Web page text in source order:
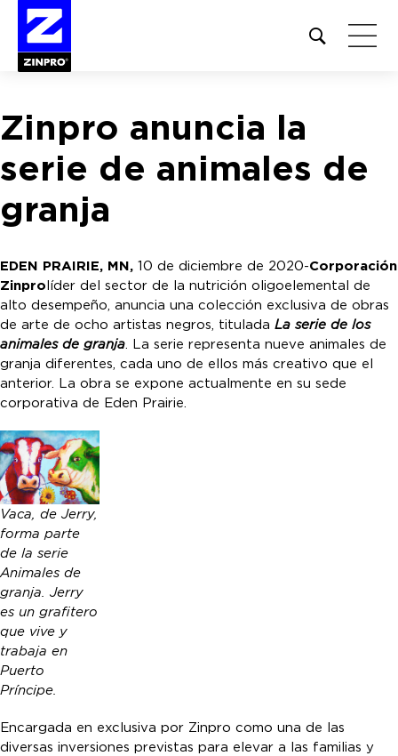
Open
site
Buscar:
Zinpro anuncia la
serie de animales de
granja
EDEN PRAIRIE, MN, 10 de diciembre de 2020-Corporación
Zinprolíder del sector de la nutrición oligoelemental de
alto desempeño, anuncia una colección exclusiva de obras
de arte de ocho artistas negros, titulada La serie de los
animales de granja. La serie representa nueve animales de
granja diferentes, cada uno de ellos más creativo que el
anterior. La obra se expone actualmente en su sede
corporativa de Eden Prairie.
Vaca, de Jerry,
forma parte
de la serie
Animales de
granja. Jerry
es un grafitero
que vive y
trabaja en
Puerto
Príncipe.
Encargada en exclusiva por Zinpro como una de las
diversas inversiones previstas para elevar a las familias y